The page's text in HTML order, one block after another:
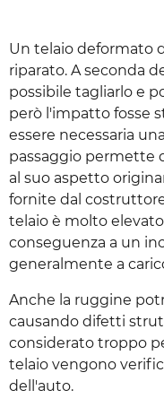
Un telaio deformato
riparato. A seconda
possibile tagliarlo e
però l'impatto fosse
essere necessaria
passaggio permette
al suo aspetto
fornite dal
telaio è molto
conseguenza a un
generalmente a
Anche la ruggine
causando difetti
considerato troppo
telaio vengono
dell'auto.